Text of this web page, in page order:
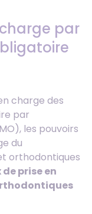
par
charge des
par
les pouvoirs
du
orthodontiques
prise en